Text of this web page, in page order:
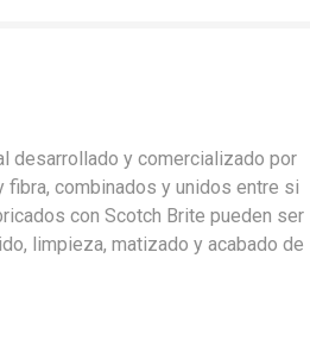
desarrollado y comercializado por
combinados y unidos entre si
con Scotch Brite pueden ser
limpieza, matizado y acabado de